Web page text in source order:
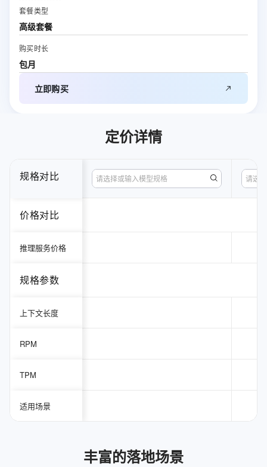
套餐类型
高级套餐
购买时长
包月
立即购买
定价详情
规格对比 请选择或输入模型规格 请选
价格对比
推理服务价格
规格参数
上下文长度
RPM
TPM
适用场景
丰富的落地场景